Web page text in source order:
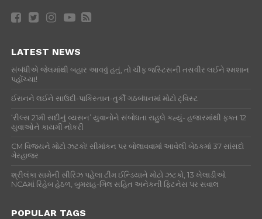
LATEST NEWS
સંબંધીએ જેલમાંથી બહાર આવવું હતું, તો ચીફ જસ્ટિસની તસવીર લઈને શ્મશાન
પહોંચ્યા!
ઈરાનને લઈને સાઉદી-પાકિસ્તાન-તુર્કી ગઠબંધનમાં મોટો ટ્વિસ્ટ
‘રીલ્સ 21મી સદીનું વ્યસન’ યુવાનોને સંબોધતા રાહુલે કહ્યું- હજારમાંથી ફક્ત 12
યુવાઓને કાયમી નોકરી
CM વિજયને મોટો ઝટકો! સીમાંકન પર બોલાવવામાં આવેલી બેઠકમાં 37 સાંસદો
ગેરહાજર
શ્રીલંકા સામેની સીરિઝ પહેલા ટીમ ઈન્ડિયાને મોટો ઝટકો, 13 ખેલાડીઓ
NCAમાં રિહેબ હેઠળ, બુમરાહ-ગિલ સહિત અનેકની ફિટનેસ પર સવાલ
POPULAR TAGS